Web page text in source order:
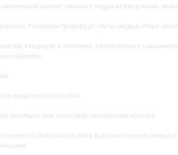
аромат хвойного кедра из Вирджинии,
Розмарин, Грейпфрут. Ноты сердца: Иланг-
входящие в комплект, обеспечивают
времени.
средство из коробки.
вытянуть пластмассовую прозрачную крышку.
на место. Палочки вставить в ароматическую